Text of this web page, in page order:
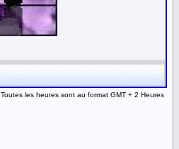
Toutes les heures sont au format GMT + 2 Heures